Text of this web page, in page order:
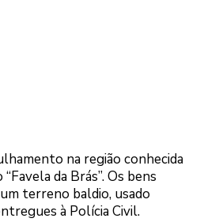
na região conhecida
da Brás”. Os bens
terreno baldio, usado
à Polícia Civil.